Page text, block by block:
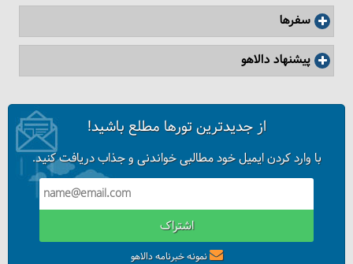
سفرها
پیشنهاد دالاهو
از جدیدترین تورها مطلع باشید!
با وارد کردن ایمیل خود مطالبی خواندنی و جذاب دریافت کنید.
اشتراک
نمونه خبرنامه دالاهو